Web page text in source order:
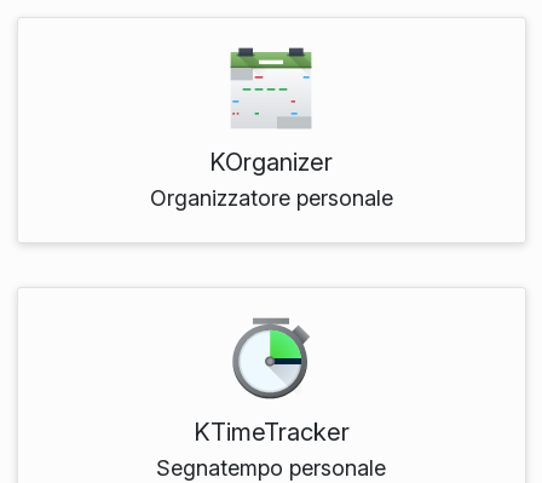
KOrganizer
Organizzatore personale
KTimeTracker
Segnatempo personale